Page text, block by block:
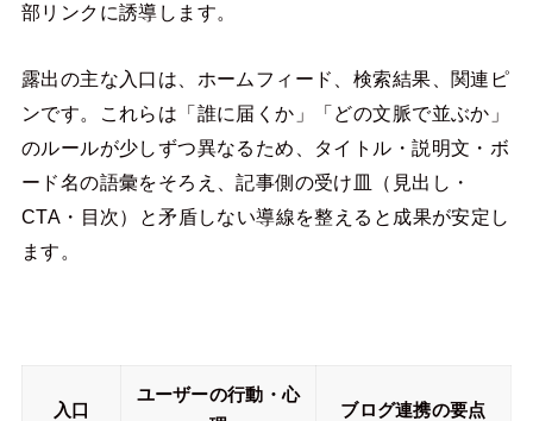
部リンクに誘導します。
露出の主な入口は、ホームフィード、検索結果、関連ピ
ンです。これらは「誰に届くか」「どの文脈で並ぶか」
のルールが少しずつ異なるため、タイトル・説明文・ボ
ード名の語彙をそろえ、記事側の受け皿（見出し・
CTA・目次）と矛盾しない導線を整えると成果が安定し
ます。
入口
ユーザーの行動・心
ブログ連携の要点